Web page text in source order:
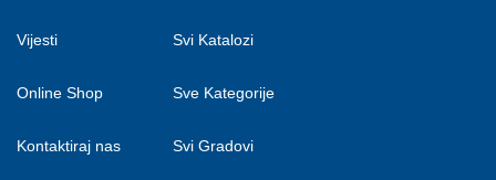
Vijesti
Online Shop
Kontaktiraj nas
Svi Katalozi
Sve Kategorije
Svi Gradovi